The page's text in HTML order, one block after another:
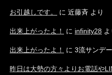
お引越しです。 に 近藤斉 より
出来上がったよ！ に infinity28 よ
出来上がったよ！ に 3流サンデ
昨日は大勢の方々よりお電話や